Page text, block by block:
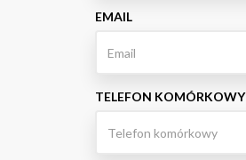
EMAIL
TELEFON KOMÓRKOWY